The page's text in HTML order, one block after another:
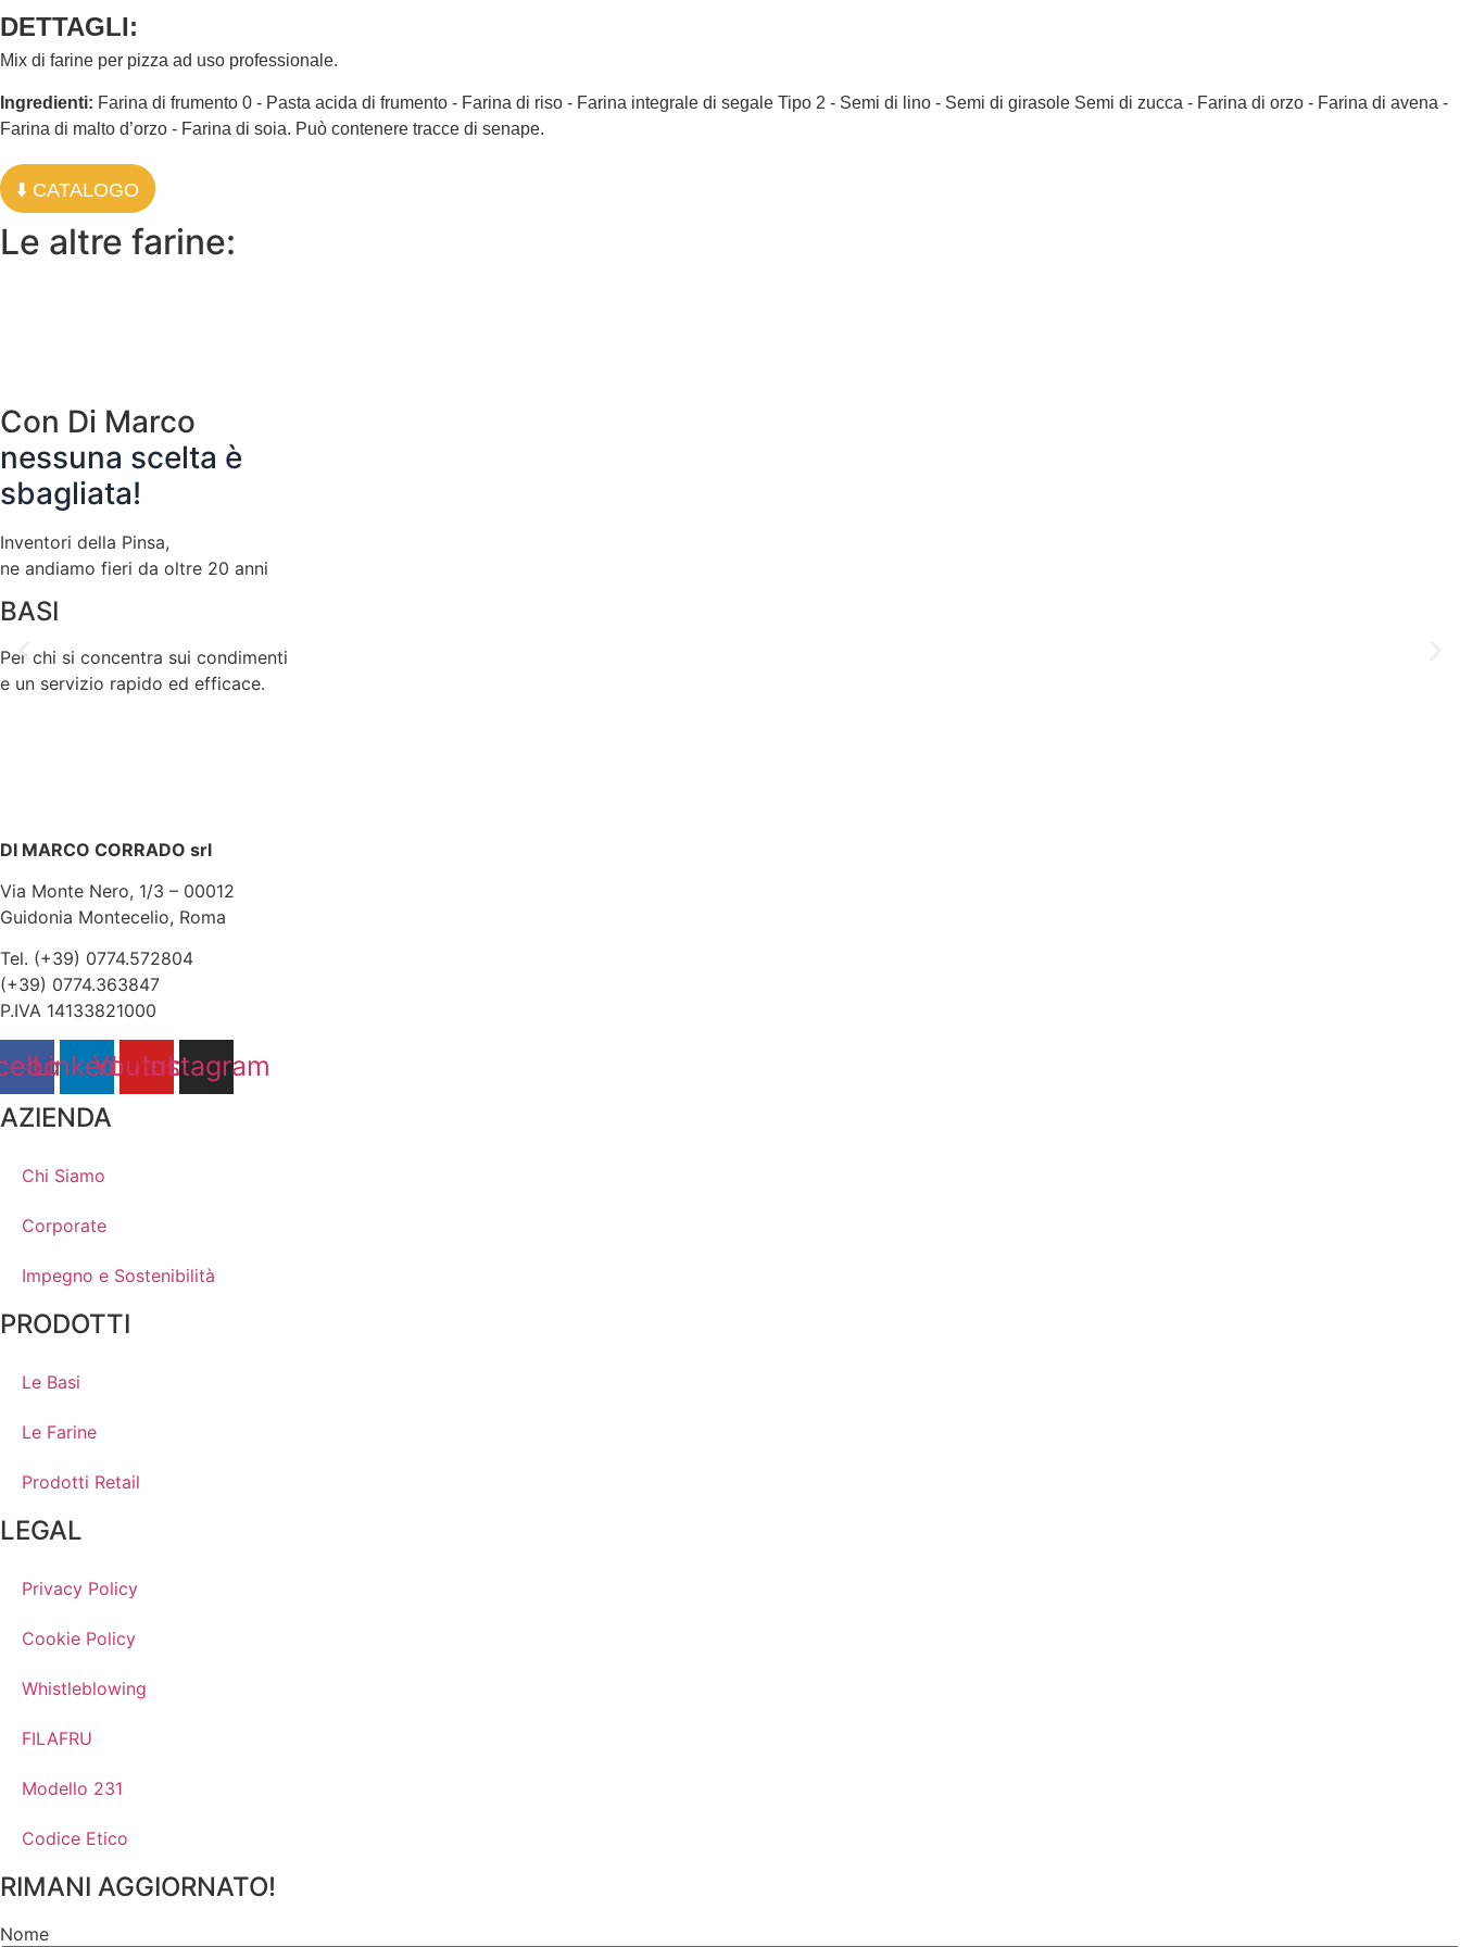
DETTAGLI:
Mix di farine per pizza ad uso professionale.
Ingredienti: Farina di frumento 0 - Pasta acida di frumento - Farina di riso - Farina integrale di segale Tipo 2 - Semi di lino - Semi di girasole Semi di zucca - Farina di orzo - Farina di avena -
Farina di malto d’orzo - Farina di soia. Può contenere tracce di senape.
⬇️ CATALOGO
Le altre farine:
Con Di Marco
nessuna scelta è
sbagliata!
Inventori della Pinsa,
ne andiamo fieri da oltre 20 anni
BASI
Per chi si concentra sui condimenti
e un servizio rapido ed efficace.
DI MARCO CORRADO srl
Via Monte Nero, 1/3 – 00012
Guidonia Montecelio, Roma
Tel. (+39) 0774.572804
(+39) 0774.363847
P.IVA 14133821000
LinkedinYoutube
Instagram
AZIENDA
Chi Siamo
Corporate
Impegno e Sostenibilità
PRODOTTI
Le Basi
Le Farine
Prodotti Retail
LEGAL
Privacy Policy
Cookie Policy
Whistleblowing
FILAFRU
Modello 231
Codice Etico
RIMANI AGGIORNATO!
Nome